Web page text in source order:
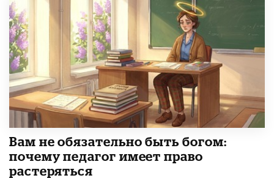
​Вам не обязательно быть богом:
почему педагог имеет право
растеряться